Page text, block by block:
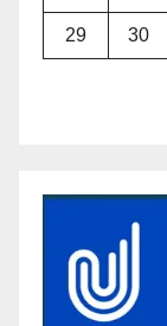
29 30